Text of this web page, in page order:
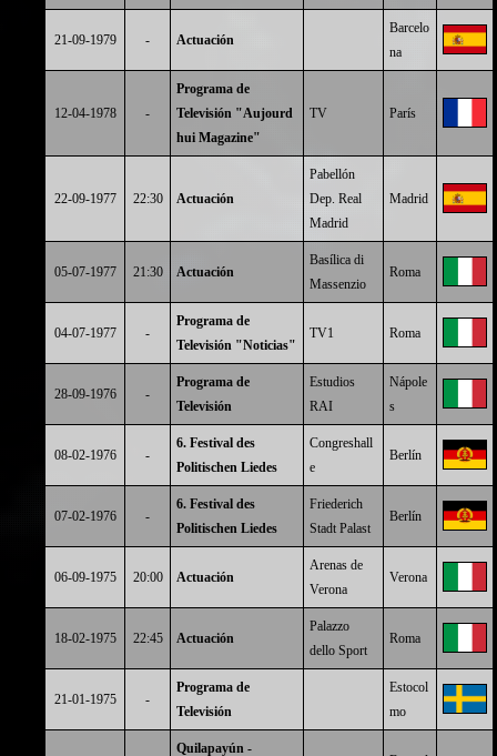
21-09-1979 - Actuación
Barcelo
na
12-04-1978 -
Programa de
Televisión "Aujourd
hui Magazine"
TV París
22-09-1977 22:30 Actuación
Pabellón
Dep. Real
Madrid
Madrid
05-07-1977 21:30 Actuación
Basílica di
Massenzio
Roma
04-07-1977 -
Programa de
Televisión "Noticias"
TV1 Roma
28-09-1976 -
Programa de
Televisión
Estudios
RAI
Nápole
s
08-02-1976 -
6. Festival des
Politischen Liedes
Congreshall
e
Berlín
07-02-1976 -
6. Festival des
Politischen Liedes
Friederich
Stadt Palast
Berlín
06-09-1975 20:00 Actuación
Arenas de
Verona
Verona
18-02-1975 22:45 Actuación
Palazzo
dello Sport
Roma
21-01-1975 -
Programa de
Televisión
Estocol
mo
Quilapayún -